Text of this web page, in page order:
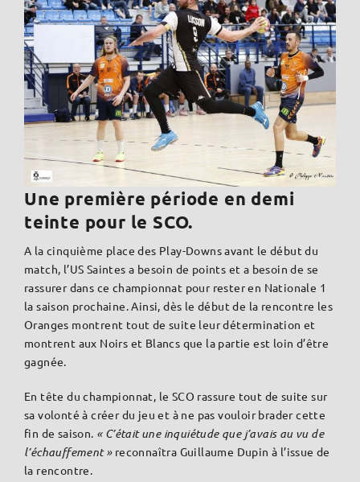
Une première période en demi
teinte pour le SCO.
A la cinquième place des Play-Downs avant le début du
match, l’US Saintes a besoin de points et a besoin de se
rassurer dans ce championnat pour rester en Nationale 1
la saison prochaine. Ainsi, dès le début de la rencontre les
Oranges montrent tout de suite leur détermination et
montrent aux Noirs et Blancs que la partie est loin d’être
gagnée.
En tête du championnat, le SCO rassure tout de suite sur
sa volonté à créer du jeu et à ne pas vouloir brader cette
fin de saison. « C’était une inquiétude que j’avais au vu de
l’échauffement »reconnaîtra Guillaume Dupin à l’issue de
la rencontre.